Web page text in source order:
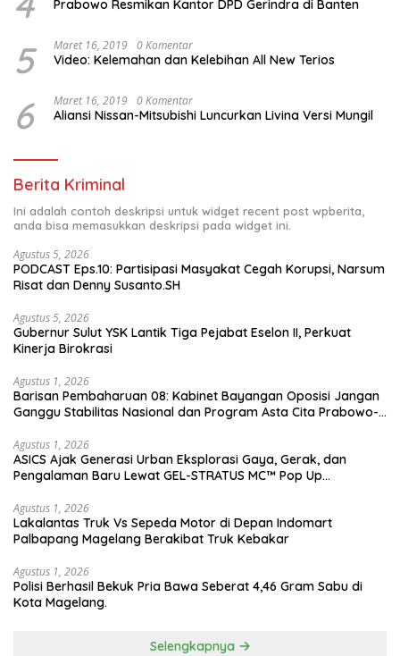
Prabowo Resmikan Kantor DPD Gerindra di Banten
5 Maret 16, 2019 0 Komentar
Video: Kelemahan dan Kelebihan All New Terios
6 Maret 16, 2019 0 Komentar
Aliansi Nissan-Mitsubishi Luncurkan Livina Versi Mungil
Berita Kriminal
Ini adalah contoh deskripsi untuk widget recent post wpberita,
anda bisa memasukkan deskripsi pada widget ini.
Agustus 5, 2026
PODCAST Eps.10: Partisipasi Masyakat Cegah Korupsi, Narsum
Risat dan Denny Susanto.SH
Agustus 5, 2026
Gubernur Sulut YSK Lantik Tiga Pejabat Eselon II, Perkuat
Kinerja Birokrasi
Agustus 1, 2026
Barisan Pembaharuan 08: Kabinet Bayangan Oposisi Jangan
Ganggu Stabilitas Nasional dan Program Asta Cita Prabowo-
Agustus 1, 2026
ASICS Ajak Generasi Urban Eksplorasi Gaya, Gerak, dan
Pengalaman Baru Lewat GEL-STRATUS MC™ Pop Up
Agustus 1, 2026
Lakalantas Truk Vs Sepeda Motor di Depan Indomart
Palbapang Magelang Berakibat Truk Kebakar
Agustus 1, 2026
Polisi Berhasil Bekuk Pria Bawa Seberat 4,46 Gram Sabu di
Kota Magelang.
Selengkapnya